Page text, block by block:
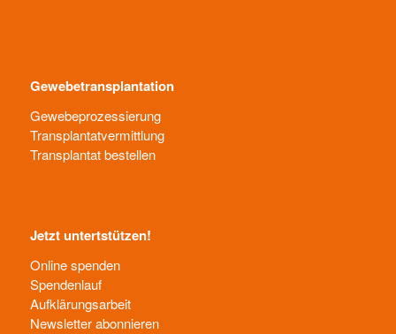
Gewebetransplantation
Gewebeprozessierung
Transplantatvermittlung
Transplantat bestellen
Jetzt untertstützen!
Online spenden
Spendenlauf
Aufklärungsarbeit
Newsletter abonnieren